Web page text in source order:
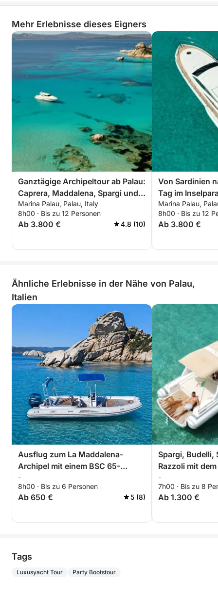
Mehr Erlebnisse dieses Eigners
Ganztägige Archipeltour ab Palau:
Caprera, Maddalena, Spargi und
Budelli
Marina Palau, Palau, Italy
8h00 · Bis zu 12 Personen
Ab 3.800 € 4.8 (10)
Von Sardinien
Tag im
Marina Palau,
8h00 · Bis zu 12
Ab 3.800 €
Ähnliche Erlebnisse in der Nähe von Palau,
Italien
Ausflug zum La Maddalena-
Archipel mit einem BSC 65-
Schlauchboot und Fahrer
(Ganztagesausflug, 8 Stunden)
-
8h00 · Bis zu 6 Personen
Ab 650 € 5 (8)
Spargi, Budelli,
Razzoli mit
-
7h00 · Bis zu 8
Ab 1.300 €
Tags
Luxusyacht Tour Party Bootstour